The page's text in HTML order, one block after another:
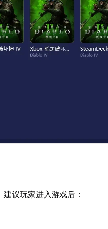
议玩家进入游戏后：